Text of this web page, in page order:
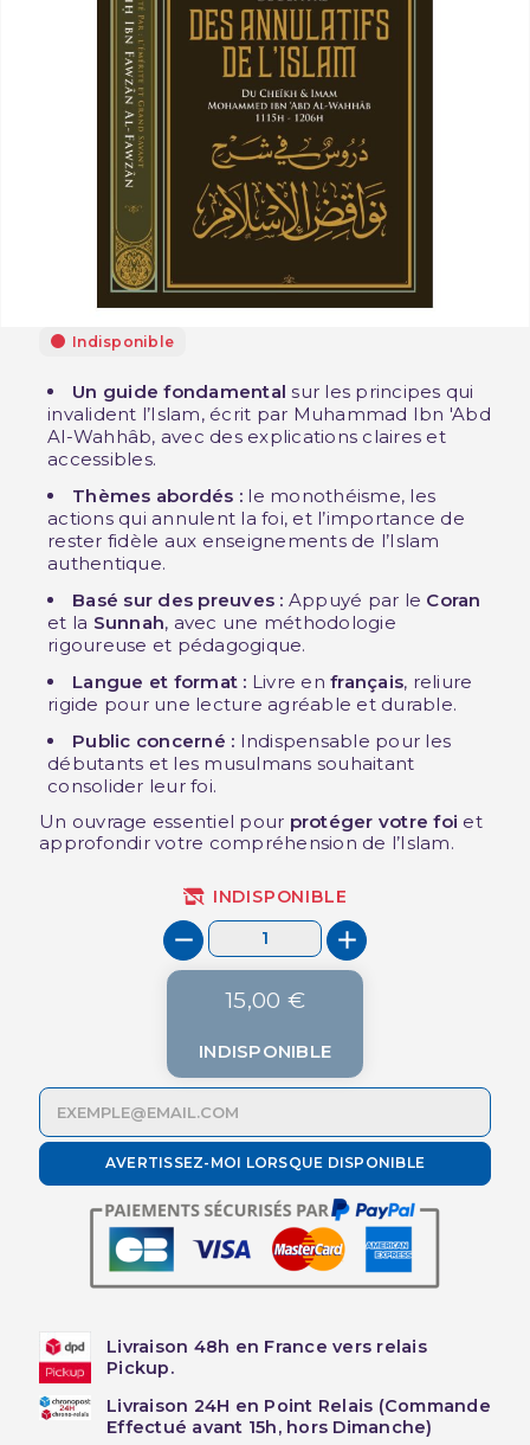
Indisponible
Un guide fondamental sur les principes qui
invalident l’Islam, écrit par Muhammad Ibn 'Abd
Al-Wahhâb, avec des explications claires et
accessibles.
Thèmes abordés : le monothéisme, les
actions qui annulent la foi, et l’importance de
rester fidèle aux enseignements de l’Islam
authentique.
Basé sur des preuves : Appuyé par le Coran
et la Sunnah, avec une méthodologie
rigoureuse et pédagogique.
Langue et format : Livre enfrançais, reliure
rigide pour une lecture agréable et durable.
Public concerné : Indispensable pour les
débutants et les musulmans souhaitant
consolider leur foi.
Un ouvrage essentiel pour protéger votre foi et
approfondir votre compréhension de l’Islam.
INDISPONIBLE
15,00 €
INDISPONIBLE
AVERTISSEZ-MOI LORSQUE DISPONIBLE
Livraison 48h en France vers relais
Pickup.
Livraison 24H en Point Relais (Commande
Effectué avant 15h, hors Dimanche)